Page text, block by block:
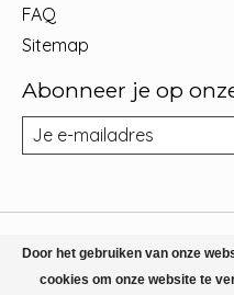
FAQ
Sitemap
Abonneer je op
Powered byLightspeed
Door het gebruiken van onze
cookies om onze website te